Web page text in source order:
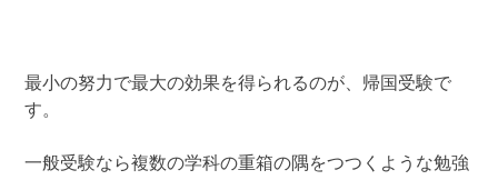
最小の努力で最大の効果を得られるのが、帰国受験で
す。
一般受験なら複数の学科の重箱の隅をつつくような勉強